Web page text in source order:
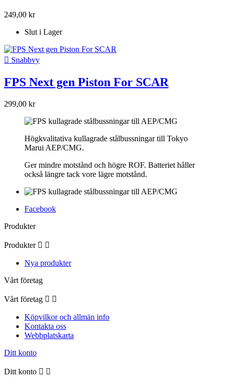
249,00 kr
Slut i Lager
 Snabbvy
FPS Next gen Piston For SCAR
299,00 kr
Högkvalitativa kullagrade stålbussningar till Tokyo
Marui AEP/CMG.
Ger mindre motstånd och högre ROF. Batteriet håller
också längre tack vore lägre motstånd.
Facebook
Produkter
Produkter  
Nya produkter
Vårt företag
Vårt företag  
Köpvilkor och allmän info
Kontakta oss
Webbplatskarta
Ditt konto
Ditt konto  